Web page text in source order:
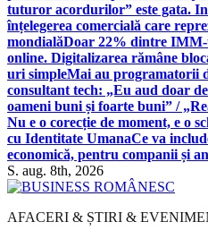
tuturor acordurilor” este gata.
înțelegerea comercială care
mondialăDoar 22% dintre
online. Digitalizarea rămâne
uri simpleMai au programatorii
consultant tech: „Eu aud doar
oameni buni și foarte buni” /
Nu e o corecție de moment, e o
cu Identitate UmanaCe va
economică, pentru companii și
S. aug. 8th, 2026
AFACERI & ȘTIRI &